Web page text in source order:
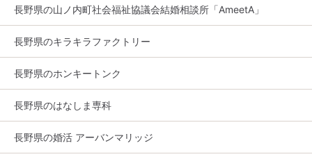
長野県の山ノ内町社会福祉協議会結婚相談所「AmeetA」
長野県のキラキラファクトリー
長野県のホンキートンク
長野県のはなしま専科
長野県の婚活 アーバンマリッジ